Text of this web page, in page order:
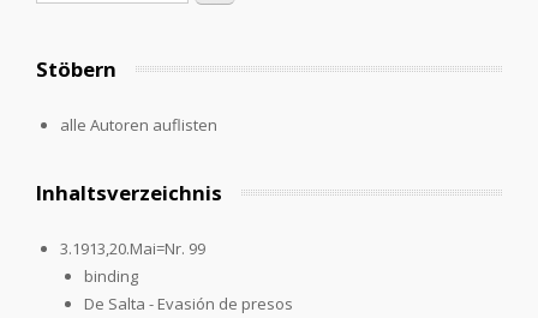
Stöbern
alle Autoren auflisten
Inhaltsverzeichnis
3.1913,20.Mai=Nr. 99
binding
De Salta - Evasión de presos